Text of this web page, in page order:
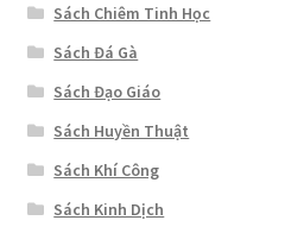
Sách Chiêm Tinh Học
Sách Đá Gà
Sách Đạo Giáo
Sách Huyền Thuật
Sách Khí Công
Sách Kinh Dịch